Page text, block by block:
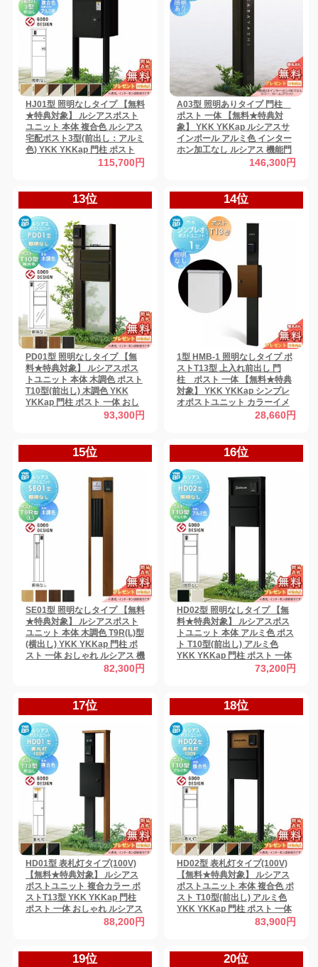
HJ01型 照明なしタイプ 【無料
★特典対象】 ルシアスポスト
ユニット 本体 複合色 ルシアス
宅配ポスト3型(前出し：アルミ
色) YKK YKKap 門柱 ポスト
宅配ボックス おしゃれ ルシア
115,700円
A03型 照明ありタイプ 門柱
ポスト 一体 【無料★特典対
象】 YKK YKKap ルシアスサ
インポール アルミ色 インター
ホン加工なし ルシアス 機能門
柱 機能ポール LED 一戸建て用
146,300円
13位
PD01型 照明なしタイプ 【無
料★特典対象】 ルシアスポス
トユニット 本体 木調色 ポスト
T10型(前出し) 木調色 YKK
YKKap 門柱 ポスト 一体 おし
ゃれ ルシアス 機能門柱 機能ポ
93,300円
14位
1型 HMB-1 照明なしタイプ ポ
ストT13型 上入れ前出し 門
柱 ポスト 一体 【無料★特典
対象】 YKK YKKap シンプレ
オポストユニット カラーイメ
ージ 本体：カームブラック
28,660円
15位
SE01型 照明なしタイプ 【無料
★特典対象】 ルシアスポスト
ユニット 本体 木調色 T9R(L)型
(横出し) YKK YKKap 門柱 ポ
スト 一体 おしゃれ ルシアス 機
能門柱 機能ポール 一戸建て用
82,300円
16位
HD02型 照明なしタイプ 【無
料★特典対象】 ルシアスポス
トユニット 本体 アルミ色 ポス
ト T10型(前出し) アルミ色
YKK YKKap 門柱 ポスト 一体
おしゃれ ルシアス 機能門柱 機
73,200円
17位
HD01型 表札灯タイプ(100V)
【無料★特典対象】 ルシアス
ポストユニット 複合カラー ポ
ストT13型 YKK YKKap 門柱
ポスト 一体 おしゃれ ルシアス
機能門柱 機能ポール LED 一戸
88,200円
18位
HD02型 表札灯タイプ(100V)
【無料★特典対象】 ルシアス
ポストユニット 本体 複合色 ポ
スト T10型(前出し) アルミ色
YKK YKKap 門柱 ポスト 一体
おしゃれ ルシアス 機能門柱 機
83,900円
19位 20位